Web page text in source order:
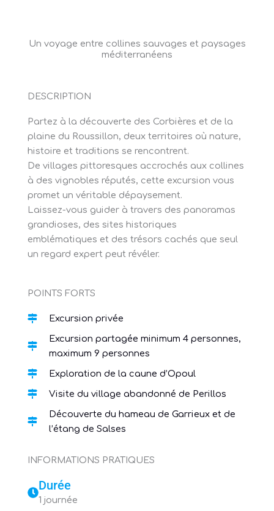
Un voyage entre collines sauvages et paysages
méditerranéens
DESCRIPTION
Partez à la découverte des Corbières et de la
plaine du Roussillon, deux territoires où nature,
histoire et traditions se rencontrent.
De villages pittoresques accrochés aux collines
à des vignobles réputés, cette excursion vous
promet un véritable dépaysement.
Laissez-vous guider à travers des panoramas
grandioses, des sites historiques
emblématiques et des trésors cachés que seul
un regard expert peut révéler.
POINTS FORTS
Excursion privée
Excursion partagée minimum 4 personnes,
maximum 9 personnes
Exploration de la caune d’Opoul
Visite du village abandonné de Perillos
Découverte du hameau de Garrieux et de
l’étang de Salses
INFORMATIONS PRATIQUES
Durée
1 journée